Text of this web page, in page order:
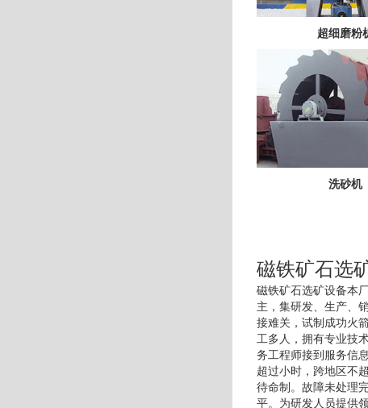
超细磨粉
洗砂机
磁铁矿石选
磁铁矿石选矿设备本
主，集研发、生产、
接难关，试制成功火
工多人，拥有专业技
务工程师接到服务信
超过小时，跨地区不
待命制。故障未处理
平。为研发人员提供